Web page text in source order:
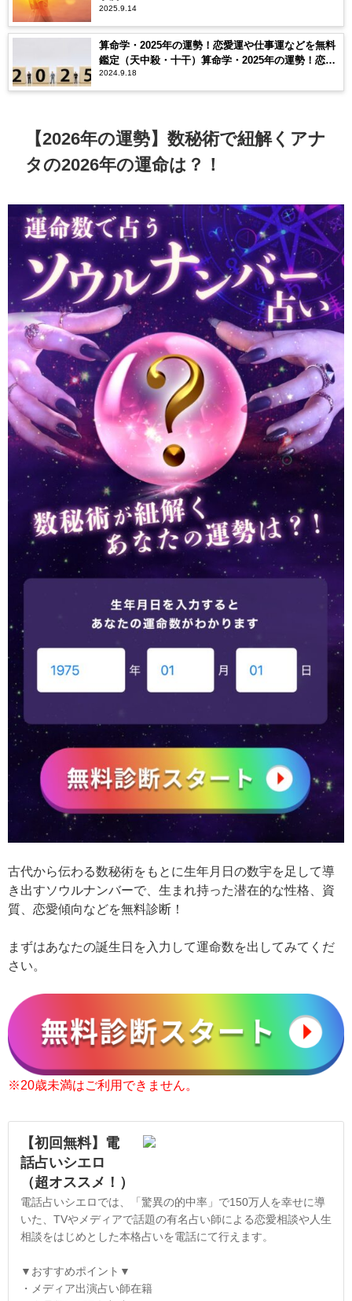
2025.9.14
算命学・2025年の運勢！恋愛運や仕事運などを無料
鑑定（天中殺・十干）算命学・2025年の運勢！恋愛
運や仕事運などを無料鑑定（天中殺・十干）
2024.9.18
【2026年の運勢】数秘術で紐解くアナ
タの2026年の運命は？！
古代から伝わる数秘術をもとに生年月日の数宇を足して導
き出すソウルナンバーで、生まれ持った潜在的な性格、資
質、恋愛傾向などを無料診断！
まずはあなたの誕生日を入力して運命数を出してみてくだ
さい。
※20歳未満はご利用できません。
【初回無料】電
話占いシエロ
（超オススメ！）
電話占いシエロでは、「驚異の的中率」で150万人を幸せに導
いた、TVやメディアで話題の有名占い師による恋愛相談や人生
相談をはじめとした本格占いを電話にて行えます。
▼おすすめポイント▼
・メディア出演占い師在籍